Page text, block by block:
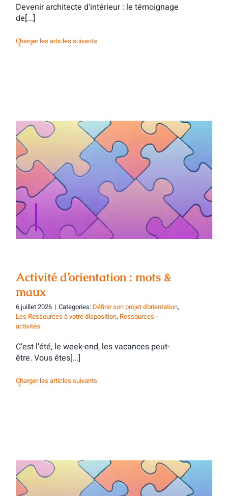
Devenir architecte d'intérieur : le témoignage
de[...]
Charger les articles suivants
Activité d’orientation : mots & maux
Activité d’orientation : mots &
maux
6 juillet 2026 | Categories: Définir son projet d'orientation,
Les Ressources à votre disposition, Ressources -
activités
C’est l’été, le week-end, les vacances peut-
être. Vous êtes[...]
Charger les articles suivants